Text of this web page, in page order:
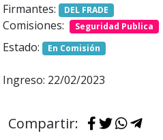
Firmantes:
DEL FRADE
Comisiones: Seguridad Publica
Estado: En Comisión
Ingreso: 22/02/2023
Compartir: